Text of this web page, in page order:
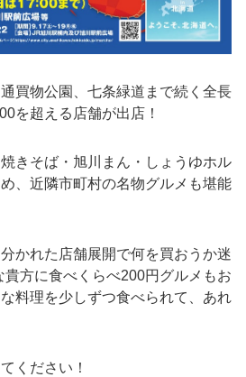
買物公園、七条緑道まで続く全長
を超える店舗が出店！
きそば・旭川まん・しょうゆホル
、近隣市町村の名物グルメも堪能
かれた店舗展開で何を買おうか迷
貴方に食べくらべ200円グルメもお
料理を少しずつ食べられて、あれ
ください！